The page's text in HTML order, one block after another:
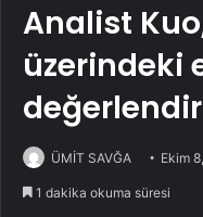
Analist
üzerindeki
ÜMİT SAVĞA Ekim
1 dakika okuma süresi